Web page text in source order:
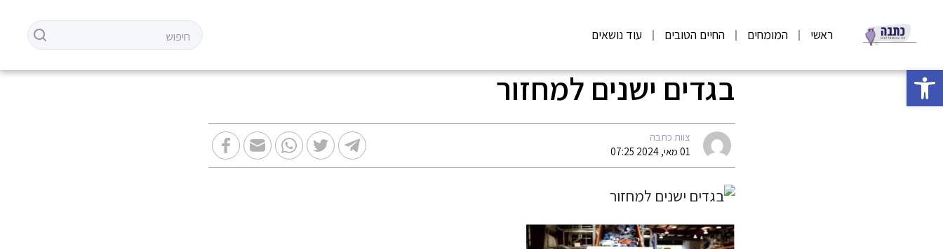
פתח סרגל נגישות
ראשי המומחים החיים הטובים עוד נושאים
בגדים ישנים למחזור
צוות כתבה
01 מאי, 2024 07:25